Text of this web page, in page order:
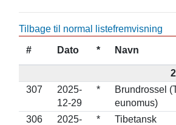
Tilbage til normal listefremvisning
# Dato * Navn
307
2025-
12-29
*
Brundrossel
eunomus)
306
2025-
*
Tibetansk